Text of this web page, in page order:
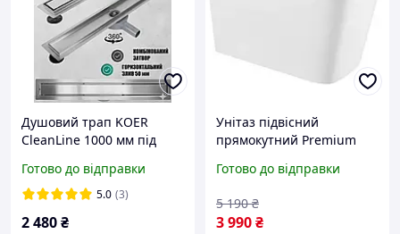
Душовий трап KOER
CleanLine 1000 мм під
із нержавіючої сталі
FD29-70x1000 KR4750
Готово до відправки
5.0 (3)
2 480₴
Унітаз підвісний
прямокутний Premium
безободковий з
soft-close 640052
Готово до відправки
3 990₴
5 190 ₴